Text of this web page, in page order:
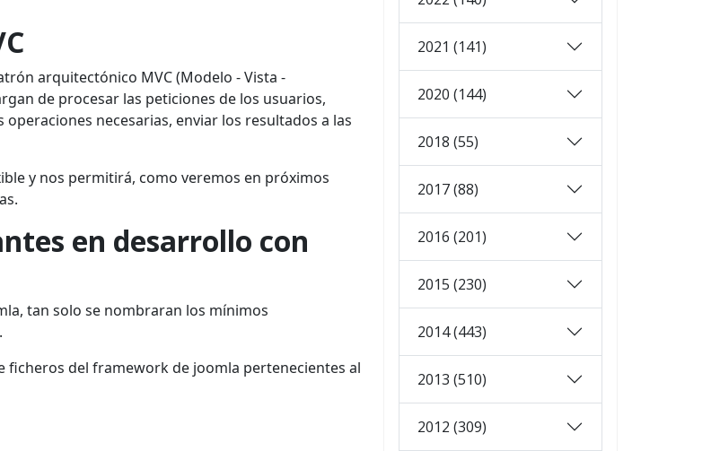
arquitectónico MVC (Modelo - Vista -
de procesar las peticiones de los usuarios,
necesarias, enviar los resultados a las
y nos permitirá, como veremos en próximos
en desarrollo con
tan solo se nombraran los mínimos
del framework de joomla pertenecientes al
2021 (141)
2020 (144)
2018 (55)
2017 (88)
2016 (201)
2015 (230)
2014 (443)
2013 (510)
2012 (309)